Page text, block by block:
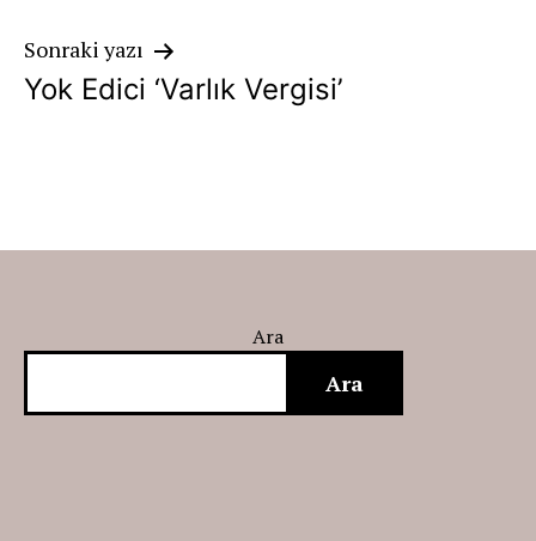
Sonraki yazı
Yok Edici ‘Varlık Vergisi’
Ara
Ara